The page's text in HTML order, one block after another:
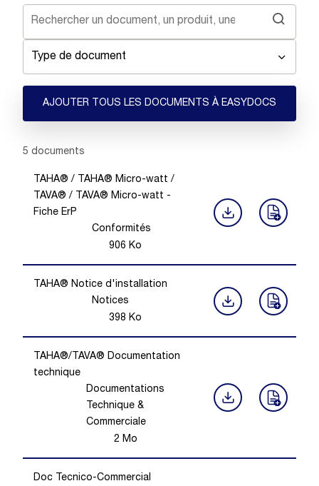
Type de document
AJOUTER TOUS LES DOCUMENTS À EASYDOCS
Showing 1 -5
5 documents
TAHA® / TAHA® Micro-watt /
TAVA® / TAVA® Micro-watt -
Fiche ErP
Conformités
906 Ko
TAHA® Notice d'installation
Notices
398 Ko
TAHA®/TAVA® Documentation
technique
Documentations
Technique &
Commerciale
2 Mo
Doc Tecnico-Commercial